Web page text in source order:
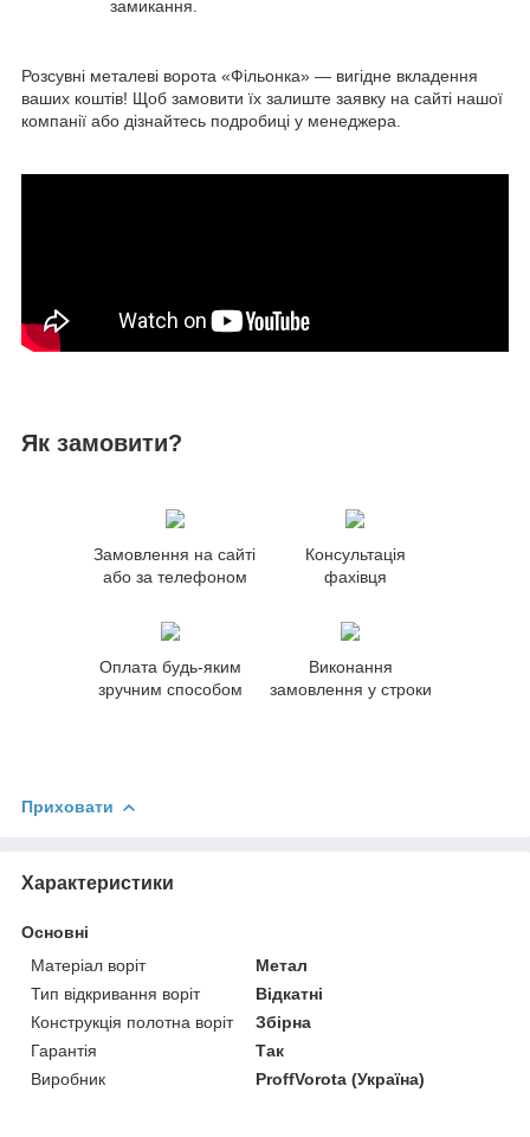
замикання.
Розсувні металеві ворота «Фільонка» — вигідне вкладення
ваших коштів! Щоб замовити їх залиште заявку на сайті нашої
компанії або дізнайтесь подробиці у менеджера.
Як замовити?
Замовлення на сайті
або за телефоном
Консультація
фахівця
Оплата будь-яким
зручним способом
Виконання
замовлення у строки
Приховати
Характеристики
Основні
Матеріал воріт
Метал
Тип відкривання воріт
Відкатні
Конструкція полотна воріт
Збірна
Гарантія
Так
Виробник
ProffVorota (Україна)